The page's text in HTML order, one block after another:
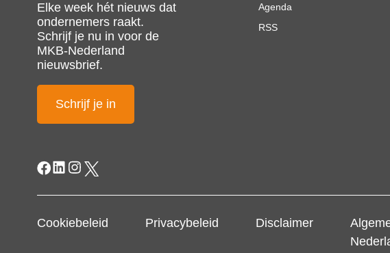
Elke week hét nieuws dat
ondernemers raakt.
Schrijf je nu in voor de
MKB-Nederland
nieuwsbrief.
Schrijf je in
Agenda
RSS
Cookiebeleid Privacybeleid Disclaimer